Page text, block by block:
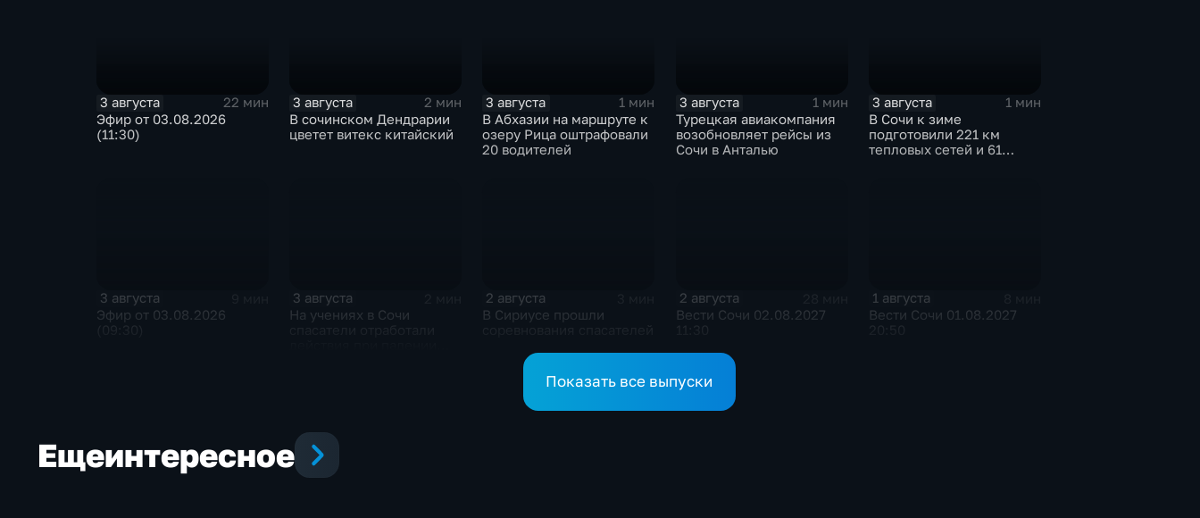
3 августа
22 мин
Эфир от 03.08.2026
(11:30)
3 августа
2 мин
В сочинском Дендрарии
цветет витекс китайский
3 августа
1 мин
В Абхазии на маршруте к
озеру Рица оштрафовали
20 водителей
3 августа
1 мин
Турецкая авиакомпания
возобновляет рейсы из
Сочи в Анталью
3 августа
1 мин
В Сочи к зиме
подготовили 221 км
тепловых сетей и 61
3 августа
Эфир от 03.08.2026
3 августа
На учениях в Сочи
2 августа
В Сириусе прошли
2 августа
Вести Сочи 02.08.2027
1 августа
Вести Сочи 01.08.2027
Показать все выпуски
Ещеинтересное